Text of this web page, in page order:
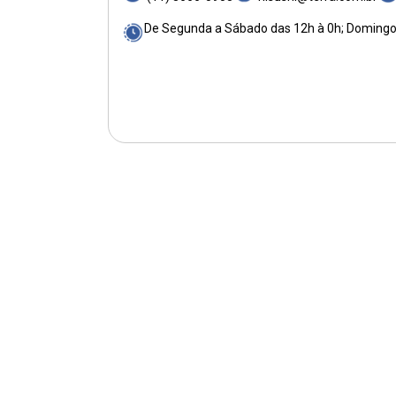
De Segunda a Sábado das 12h à 0h;